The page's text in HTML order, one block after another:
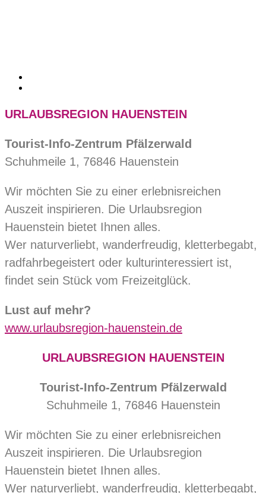
URLAUBSREGION HAUENSTEIN
Tourist-Info-Zentrum Pfälzerwald
Schuhmeile 1, 76846 Hauenstein
Wir möchten Sie zu einer erlebnisreichen
Auszeit inspirieren. Die Urlaubsregion
Hauenstein bietet Ihnen alles.
Wer naturverliebt, wanderfreudig, kletterbegabt,
radfahrbegeistert oder kulturinteressiert ist,
findet sein Stück vom Freizeitglück.
Lust auf mehr?
www.urlaubsregion-hauenstein.de
URLAUBSREGION HAUENSTEIN
Tourist-Info-Zentrum Pfälzerwald
Schuhmeile 1, 76846 Hauenstein
Wir möchten Sie zu einer erlebnisreichen
Auszeit inspirieren. Die Urlaubsregion
Hauenstein bietet Ihnen alles.
Wer naturverliebt, wanderfreudig, kletterbegabt,